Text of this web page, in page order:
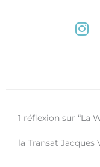
I
n
r
a
m
1 réflexion sur “La
la Transat Jacques